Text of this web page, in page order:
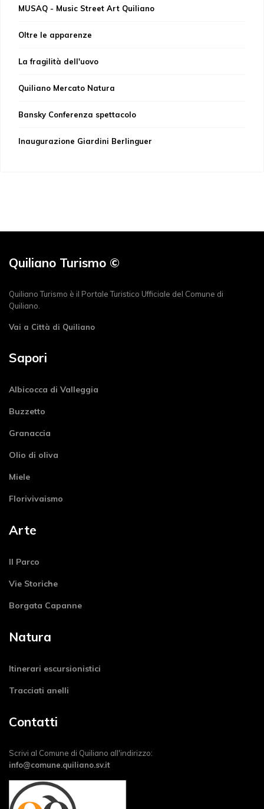
MUSAQ - Music Street Art Quiliano
Oltre le apparenze
La fragilità dell'uovo
Quiliano Mercato Natura
Bansky Conferenza spettacolo
Inaugurazione Giardini Berlinguer
Quiliano Turismo ©
Quiliano Turismo è il Portale Turistico Ufficiale del Comune di
Quiliano.
Vai a Città di Quiliano
Sapori
Albicocca di Valleggia
Buzzetto
Granaccia
Olio di oliva
Miele
Florivivaismo
Arte
Il Parco
Vie Storiche
Borgata Capanne
Natura
Itinerari escursionistici
Tracciati anelli
Contatti
Scrivi al Comune di Quiliano all'indirizzo:
info@comune.quiliano.sv.it